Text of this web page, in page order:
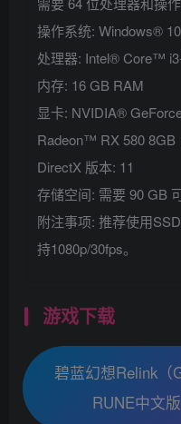
操作系统: Windows® 10
处理器: Intel® Core™
内存: 16 GB RAM
显卡: NVIDIA®
Radeon™ RX 580 8GB
DirectX 版本: 11
存储空间: 需要 90 GB
附注事项: 推荐使用
持1080p/30fps。
游戏下载
碧蓝幻想Relink（
RUNE中文